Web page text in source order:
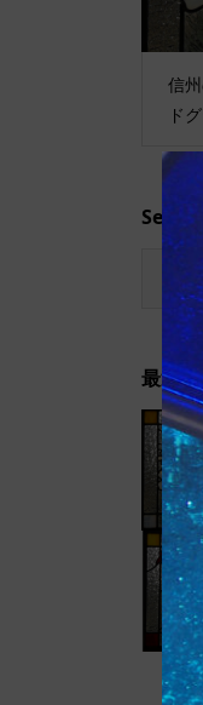
信
ド
Search
最近の